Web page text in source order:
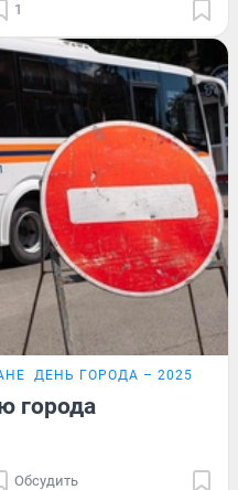
1
ДЕНЬ ГОРОДА – 2025
города
Обсудить